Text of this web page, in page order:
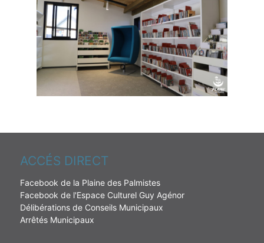
ACCÉS DIRECT
Facebook de la Plaine des Palmistes
Facebook de l'Espace Culturel Guy Agénor
Délibérations de Conseils Municipaux
Arrêtés Municipaux